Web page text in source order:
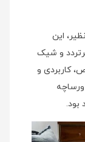
این
و شیک
کاربردی و